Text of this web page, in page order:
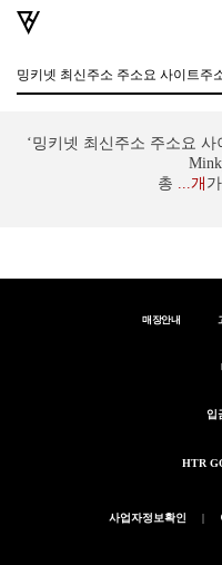
‘밍키넷 최신주소 주소요
총 ...개
매장안내
입
HTR
사업자정보확인 |